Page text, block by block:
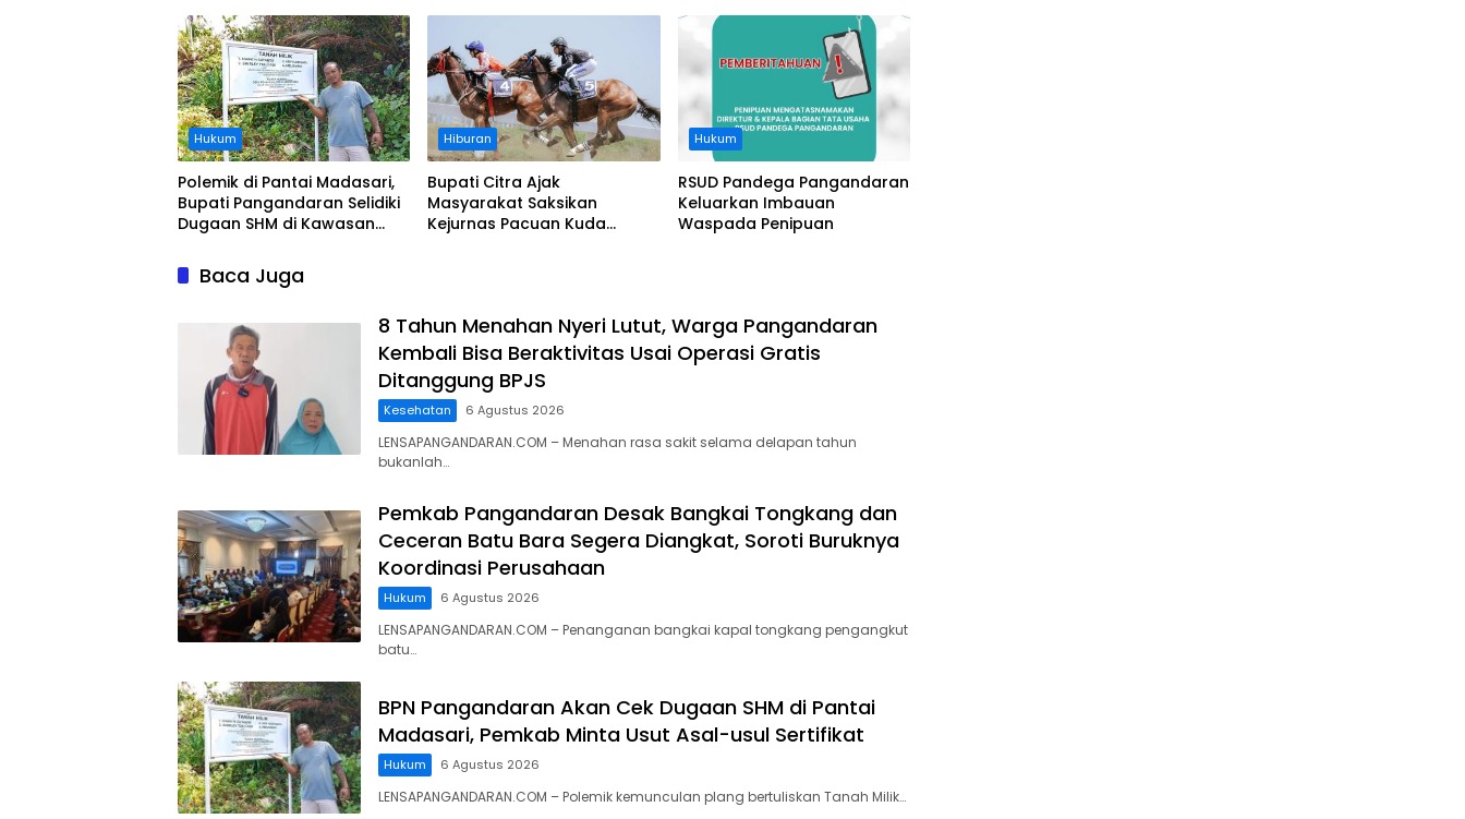
Ditanggung BPJS
Koordinasi Perusahaan
Hukum
Polemik di Pantai Madasari,
Bupati Pangandaran Selidiki
Dugaan SHM di Kawasan
Hiburan
Bupati Citra Ajak
Masyarakat Saksikan
Kejurnas Pacuan Kuda
Hukum
RSUD Pandega Pangandaran
Keluarkan Imbauan
Waspada Penipuan
Baca Juga
8 Tahun Menahan Nyeri Lutut, Warga Pangandaran
Kembali Bisa Beraktivitas Usai Operasi Gratis
Ditanggung BPJS
Kesehatan 6 Agustus 2026
LENSAPANGANDARAN.COM – Menahan rasa sakit selama delapan tahun
bukanlah…
Pemkab Pangandaran Desak Bangkai Tongkang dan
Ceceran Batu Bara Segera Diangkat, Soroti Buruknya
Koordinasi Perusahaan
Hukum 6 Agustus 2026
LENSAPANGANDARAN.COM – Penanganan bangkai kapal tongkang pengangkut
batu…
BPN Pangandaran Akan Cek Dugaan SHM di Pantai
Madasari, Pemkab Minta Usut Asal-usul Sertifikat
Hukum 6 Agustus 2026
LENSAPANGANDARAN.COM – ‎Polemik kemunculan plang bertuliskan Tanah Milik…